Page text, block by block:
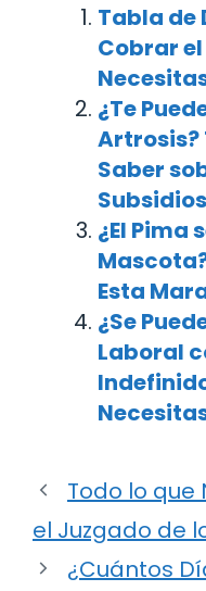
Tabla de
Cobrar el
¿Te
Artrosis?
Saber
Subsidios
¿El Pima
Esta
¿Se
Laboral
Todo lo que
el Juzgado de
¿Cuántos